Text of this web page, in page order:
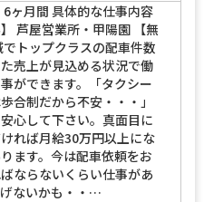
6ヶ月間 具体的な仕事内容
】 芦屋営業所・甲陽園 【無
トップクラスの配車件数
売上が見込める状況で働
ができます。「タクシー
合制だから不安・・・」
心して下さい。真面目に
れば月給30万円以上にな
ます。今は配車依頼をお
ならないくらい仕事があ
ないかも・・…